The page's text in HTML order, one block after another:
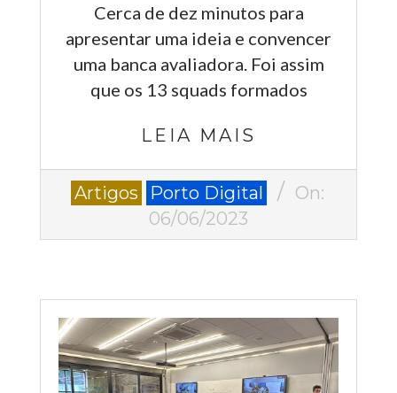
Cerca de dez minutos para
apresentar uma ideia e convencer
uma banca avaliadora. Foi assim
que os 13 squads formados
LEIA MAIS
2023-
Artigos Porto Digital
On:
06/06/2023